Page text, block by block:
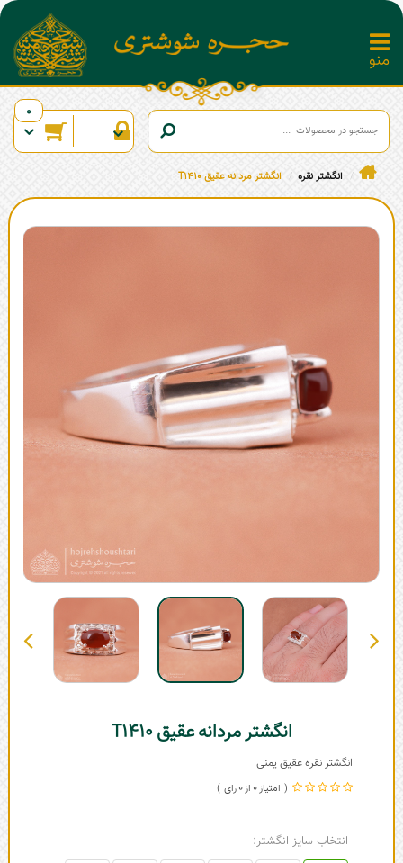
0
انگشتر نقره انگشتر مردانه عقیق T1410
انگشتر مردانه عقیق T1410
انگشتر نقره عقیق یمنی
0
0
انتخاب سایز انگشتر: